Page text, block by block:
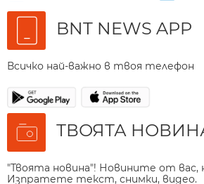
BNT NEWS APP
Всичко най-важно в твоя телефон
ТВОЯТА
"Твоята новина"! Новините от
Изпратете текст, снимки, видео.